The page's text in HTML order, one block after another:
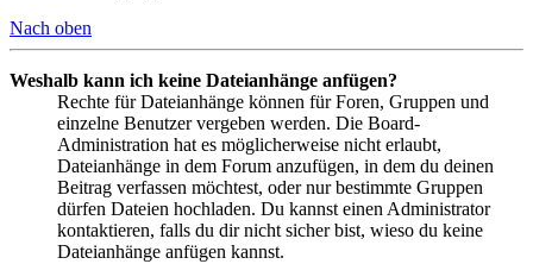
Nach oben
Weshalb kann ich keine Dateianhänge anfügen?
Rechte für Dateianhänge können für Foren, Gruppen und
einzelne Benutzer vergeben werden. Die Board-
Administration hat es möglicherweise nicht erlaubt,
Dateianhänge in dem Forum anzufügen, in dem du deinen
Beitrag verfassen möchtest, oder nur bestimmte Gruppen
dürfen Dateien hochladen. Du kannst einen Administrator
kontaktieren, falls du dir nicht sicher bist, wieso du keine
Dateianhänge anfügen kannst.